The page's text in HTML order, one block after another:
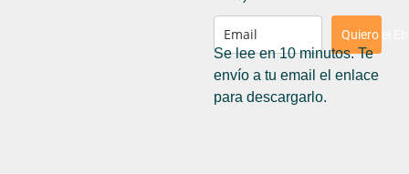
Quiero el
Se lee en 10 minutos. Te
envío a tu email el enlace
para descargarlo.